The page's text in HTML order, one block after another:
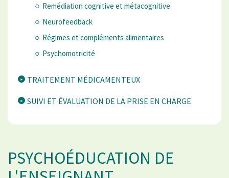
Remédiation cognitive et métacognitive
Neurofeedback
Régimes et compléments alimentaires
Psychomotricité
TRAITEMENT MÉDICAMENTEUX
SUIVI ET ÉVALUATION DE LA PRISE EN CHARGE
PSYCHOÉDUCATION DE